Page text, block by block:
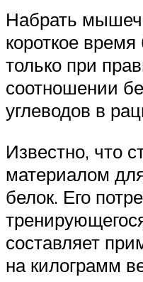
Набрать
короткое
только при
соотношении
углеводов в
Известно, что
материалом
белок. Его
составляет
на килограмм